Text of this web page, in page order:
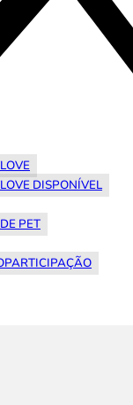
DISPONÍVEL
PET